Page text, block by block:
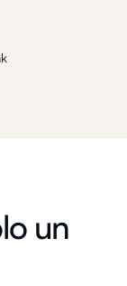
un